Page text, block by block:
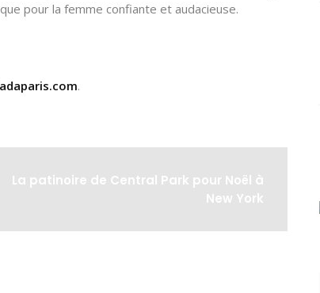
pour la femme confiante et audacieuse.
.
La patinoire de Central Park pour Noël à
New York